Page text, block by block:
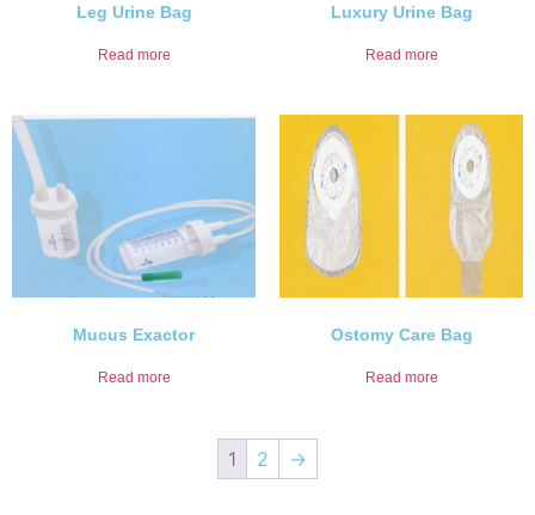
Leg Urine Bag
Read more
Luxury Urine Bag
Read more
Mucus Exactor
Read more
Ostomy Care Bag
Read more
1 2 →